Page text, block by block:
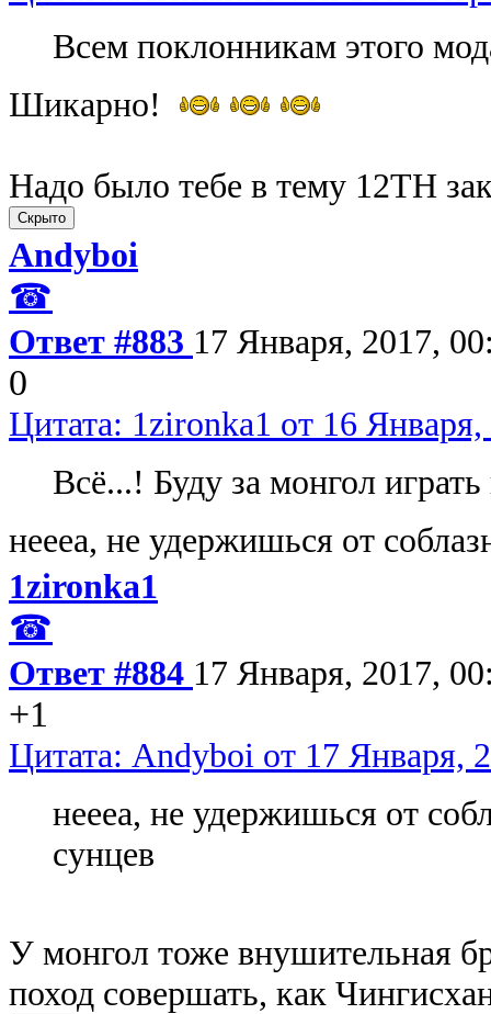
Всем поклонникам этого
Шикарно!
Надо было тебе в тему 12TH
Andyboi
☎
Ответ #883 17 Января, 2017,
0
Цитата: 1zironka1 от 16
Всё...! Буду за монгол
неееа, не удержишься от
1zironka1
☎
Ответ #884 17 Января, 2017,
+1
Цитата: Andyboi от 17 Января,
неееа, не удержишься от
сунцев
У монгол тоже внушительная
поход совершать, как